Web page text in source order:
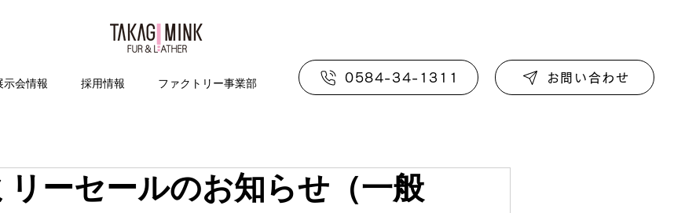
示会情報 採用情報 ファクトリー事業部 0584-34-1311 お問い合わせ
リーセールのお知らせ（一般